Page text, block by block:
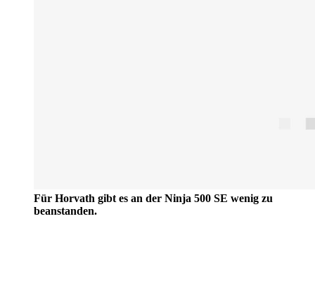
Für Horvath gibt es an der Ninja 500 SE wenig zu
beanstanden.